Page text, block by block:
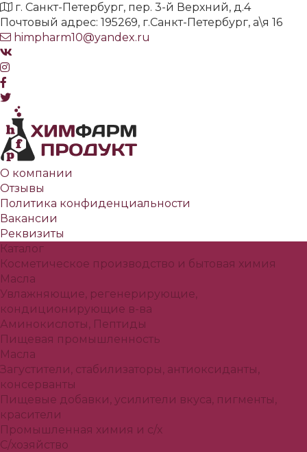
г. Санкт-Петербург, пер. 3-й Верхний, д.4
Почтовый адрес: 195269, г.Санкт-Петербург, а\я 16
himpharm10@yandex.ru
О компании
Отзывы
Политика конфиденциальности
Вакансии
Реквизиты
Каталог
Косметическое производство и бытовая химия
Масла
Увлажняющие, регенерирующие,
кондиционирующие в-ва
Аминокислоты, Пептиды
Пищевая промышленность
Масла
Загустители, стабилизаторы, антиоксиданты,
консерванты
Пищевые добавки, усилители вкуса, пигменты,
красители
Промышленная химия и с/х
С/хозяйство